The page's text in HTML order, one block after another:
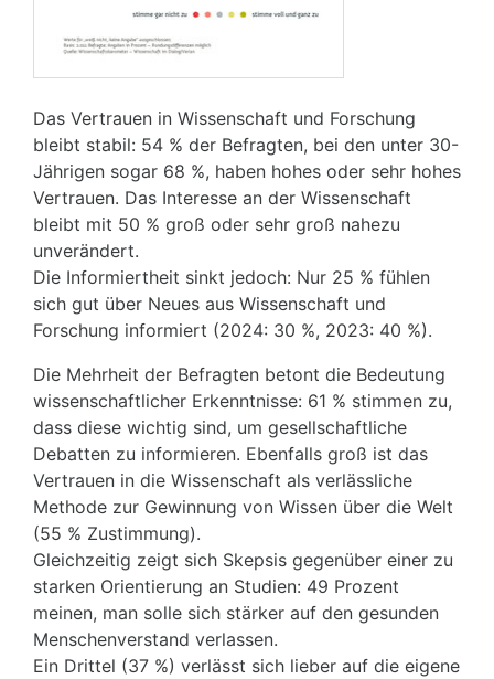
Das Vertrauen in Wissenschaft und Forschung
bleibt stabil: 54 % der Befragten, bei den unter 30-
Jährigen sogar 68 %, haben hohes oder sehr hohes
Vertrauen. Das Interesse an der Wissenschaft
bleibt mit 50 % groß oder sehr groß nahezu
unverändert.
Die Informiertheit sinkt jedoch: Nur 25 % fühlen
sich gut über Neues aus Wissenschaft und
Forschung informiert (2024: 30 %, 2023: 40 %).
Die Mehrheit der Befragten betont die Bedeutung
wissenschaftlicher Erkenntnisse: 61 % stimmen zu,
dass diese wichtig sind, um gesellschaftliche
Debatten zu informieren. Ebenfalls groß ist das
Vertrauen in die Wissenschaft als verlässliche
Methode zur Gewinnung von Wissen über die Welt
(55 % Zustimmung).
Gleichzeitig zeigt sich Skepsis gegenüber einer zu
starken Orientierung an Studien: 49 Prozent
meinen, man solle sich stärker auf den gesunden
Menschenverstand verlassen.
Ein Drittel (37 %) verlässt sich lieber auf die eigene